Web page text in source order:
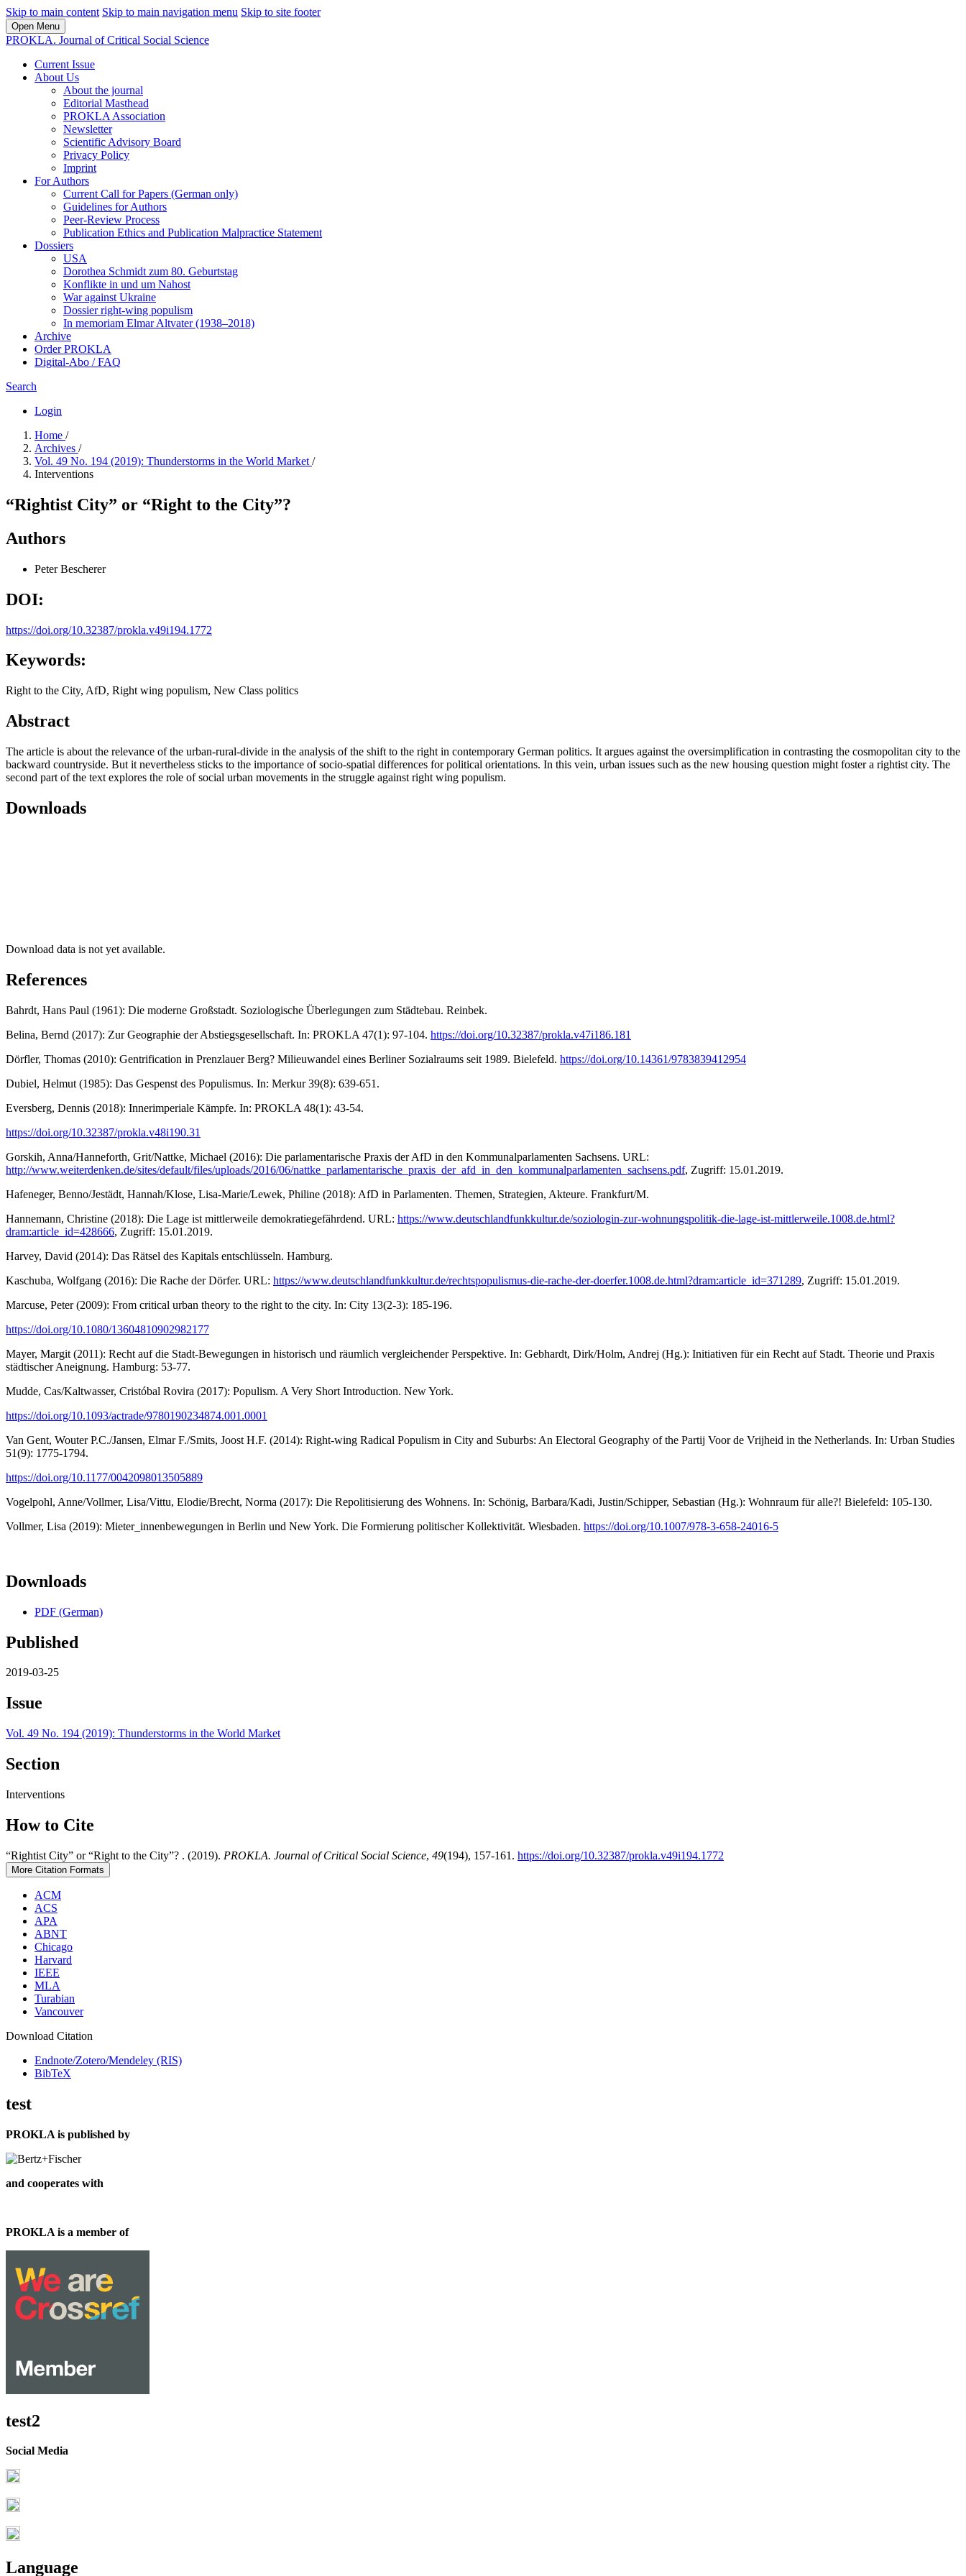
Skip to main content Skip to main navigation menu Skip to site footer
Open Menu
PROKLA. Journal of Critical Social Science
Current Issue
About Us
About the journal
Editorial Masthead
PROKLA Association
Newsletter
Scientific Advisory Board
Privacy Policy
Imprint
For Authors
Current Call for Papers (German only)
Guidelines for Authors
Peer-Review Process
Publication Ethics and Publication Malpractice Statement
Dossiers
USA
Dorothea Schmidt zum 80. Geburtstag
Konflikte in und um Nahost
War against Ukraine
Dossier right-wing populism
In me­mo­ri­am Elmar Altvater (1938–2018)
Archive
Order PROKLA
Digital-Abo / FAQ
Search
Login
Home /
Archives /
Vol. 49 No. 194 (2019): Thunderstorms in the World Market /
Interventions
“Rightist City” or “Right to the City”?
Authors
Peter Bescherer
DOI:
https://doi.org/10.32387/prokla.v49i194.1772
Keywords:
Right to the City, AfD, Right wing populism, New Class politics
Abstract
The article is about the relevance of the urban-rural-divide in the analysis of the shift to the right in contemporary German politics. It argues against the oversimplification in contrasting the cosmopolitan city to the
backward countryside. But it nevertheless sticks to the importance of socio-spatial differences for political orientations. In this vein, urban issues such as the new housing question might foster a rightist city. The
second part of the text explores the role of social urban movements in the struggle against right wing populism.
Downloads
Download data is not yet available.
References
Bahrdt, Hans Paul (1961): Die moderne Großstadt. Soziologische Überlegungen zum Städtebau. Reinbek.
Belina, Bernd (2017): Zur Geographie der Abstiegsgesellschaft. In: PROKLA 47(1): 97-104. https://doi.org/10.32387/prokla.v47i186.181
Dörfler, Thomas (2010): Gentrification in Prenzlauer Berg? Milieuwandel eines Berliner Sozialraums seit 1989. Bielefeld. https://doi.org/10.14361/9783839412954
Dubiel, Helmut (1985): Das Gespenst des Populismus. In: Merkur 39(8): 639-651.
Eversberg, Dennis (2018): Innerimperiale Kämpfe. In: PROKLA 48(1): 43-54.
https://doi.org/10.32387/prokla.v48i190.31
Gorskih, Anna/Hanneforth, Grit/Nattke, Michael (2016): Die parlamentarische Praxis der AfD in den Kommunalparlamenten Sachsens. URL:
http://www.weiterdenken.de/sites/default/files/uploads/2016/06/nattke_parlamentarische_praxis_der_afd_in_den_kommunalparlamenten_sachsens.pdf, Zugriff: 15.01.2019.
Hafeneger, Benno/Jestädt, Hannah/Klose, Lisa-Marie/Lewek, Philine (2018): AfD in Parlamenten. Themen, Strategien, Akteure. Frankfurt/M.
Hannemann, Christine (2018): Die Lage ist mittlerweile demokratiegefährdend. URL: https://www.deutschlandfunkkultur.de/soziologin-zur-wohnungspolitik-die-lage-ist-mittlerweile.1008.de.html?
dram:article_id=428666, Zugriff: 15.01.2019.
Harvey, David (2014): Das Rätsel des Kapitals entschlüsseln. Hamburg.
Kaschuba, Wolfgang (2016): Die Rache der Dörfer. URL: https://www.deutschlandfunkkultur.de/rechtspopulismus-die-rache-der-doerfer.1008.de.html?dram:article_id=371289, Zugriff: 15.01.2019.
Marcuse, Peter (2009): From critical urban theory to the right to the city. In: City 13(2-3): 185-196.
https://doi.org/10.1080/13604810902982177
Mayer, Margit (2011): Recht auf die Stadt-Bewegungen in historisch und räumlich vergleichender Perspektive. In: Gebhardt, Dirk/Holm, Andrej (Hg.): Initiativen für ein Recht auf Stadt. Theorie und Praxis
städtischer Aneignung. Hamburg: 53-77.
Mudde, Cas/Kaltwasser, Cristóbal Rovira (2017): Populism. A Very Short Introduction. New York.
https://doi.org/10.1093/actrade/9780190234874.001.0001
Van Gent, Wouter P.C./Jansen, Elmar F./Smits, Joost H.F. (2014): Right-wing Radical Populism in City and Suburbs: An Electoral Geography of the Partij Voor de Vrijheid in the Netherlands. In: Urban Studies
51(9): 1775-1794.
https://doi.org/10.1177/0042098013505889
Vogelpohl, Anne/Vollmer, Lisa/Vittu, Elodie/Brecht, Norma (2017): Die Repolitisierung des Wohnens. In: Schönig, Barbara/Kadi, Justin/Schipper, Sebastian (Hg.): Wohnraum für alle?! Bielefeld: 105-130.
Vollmer, Lisa (2019): Mieter_innenbewegungen in Berlin und New York. Die Formierung politischer Kollektivität. Wiesbaden. https://doi.org/10.1007/978-3-658-24016-5
Downloads
PDF (German)
Published
2019-03-25
Issue
Vol. 49 No. 194 (2019): Thunderstorms in the World Market
Section
Interventions
How to Cite
“Rightist City” or “Right to the City”? . (2019). PROKLA. Journal of Critical Social Science, 49(194), 157-161. https://doi.org/10.32387/prokla.v49i194.1772
More Citation Formats
ACM
ACS
APA
ABNT
Chicago
Harvard
IEEE
MLA
Turabian
Vancouver
Download Citation
Endnote/Zotero/Mendeley (RIS)
BibTeX
test
PROKLA is published by
and cooperates with
PROKLA is a member of
test2
Social Media
Language